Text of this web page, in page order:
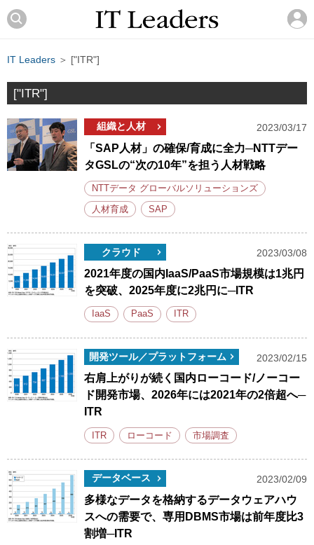
IT Leaders ＞ ["ITR"]
["ITR"]
組織と人材 2023/03/17
「SAP人材」の確保/育成に全力─NTTデー
タGSLの“次の10年”を担う人材戦略
NTTデータ グローバルソリューションズ
人材育成 SAP
クラウド 2023/03/08
2021年度の国内IaaS/PaaS市場規模は1兆円
を突破、2025年度に2兆円に─ITR
IaaS PaaS ITR
開発ツール／プラットフォーム 2023/02/15
右肩上がりが続く国内ローコード/ノーコー
ド開発市場、2026年には2021年の2倍超へ─
ITR
ITR ローコード 市場調査
データベース 2023/02/09
多様なデータを格納するデータウェアハウ
スへの需要で、専用DBMS市場は前年度比3
割増─ITR